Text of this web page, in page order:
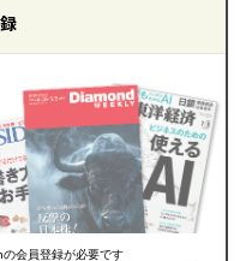
会員登録が必要です